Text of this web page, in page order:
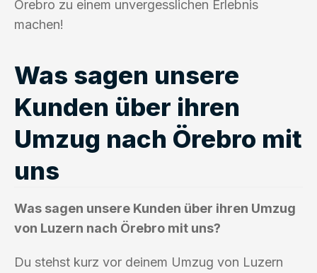
Örebro zu einem unvergesslichen Erlebnis
machen!
Was sagen unsere
Kunden über ihren
Umzug nach Örebro mit
uns
Was sagen unsere Kunden über ihren Umzug
von Luzern nach Örebro mit uns?
Du stehst kurz vor deinem Umzug von Luzern